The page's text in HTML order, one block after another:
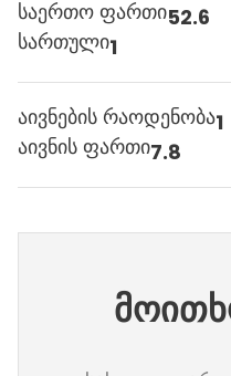
საერთო ფართი52.6
სართული1
აივნების რაოდენობა1
აივნის ფართი7.8